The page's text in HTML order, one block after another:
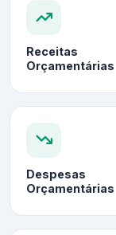
Receitas
Orçamentárias
Despesas
Orçamentárias